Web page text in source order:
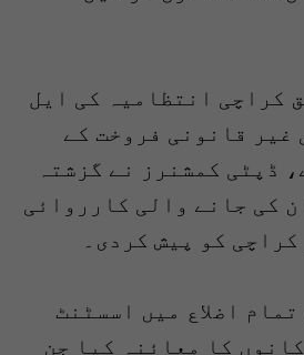
کراچی انتظامیہ کی ایل
غیر قانونی فروخت کے
ڈپٹی کمشنرز نے گزشتہ
کی جانے والی کارروائی
کو پیش کردی۔
اضلاع میں اسسٹنٹ
نے 352 دکانوں کا معائنہ کیا جن